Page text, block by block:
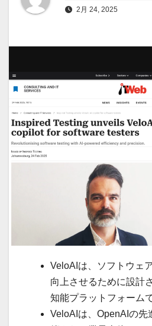
2月 24, 2025
VeloAIは、ソフトウェ
向上させるために設計
知能プラットフォームで
VeloAIは、OpenAIの先